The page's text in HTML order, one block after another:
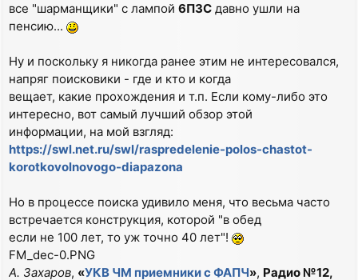
все "шарманщики" с лампой 6П3С давно ушли на
пенсию...
Ну и поскольку я никогда ранее этим не интересовался,
напряг поисковики - где и кто и когда
вещает, какие прохождения и т.п. Если кому-либо это
интересно, вот самый лучший обзор этой
информации, на мой взгляд:
https://swl.net.ru/swl/raspredelenie-polos-chastot-
korotkovolnovogo-diapazona
Но в процессе поиска удивило меня, что весьма часто
встречается конструкция, которой "в обед
если не 100 лет, то уж точно 40 лет"!
FM_dec-0.PNG
А. Захаров, «УКВ ЧМ приемники с ФАПЧ», Радио №12,